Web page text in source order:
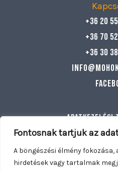
Fontosnak tartjuk az
A böngészési élmény
hirdetések vagy tartalmak
+36 20
+36 70
+36 30
Adatkezelési
Általános
Egyéb